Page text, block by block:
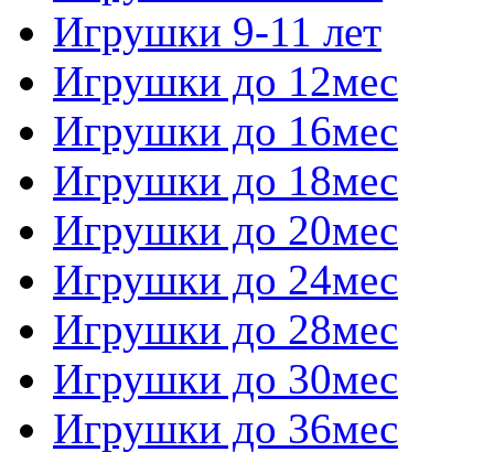
Игрушки 9-11 лет
Игрушки до 12мес
Игрушки до 16мес
Игрушки до 18мес
Игрушки до 20мес
Игрушки до 24мес
Игрушки до 28мес
Игрушки до 30мес
Игрушки до 36мес